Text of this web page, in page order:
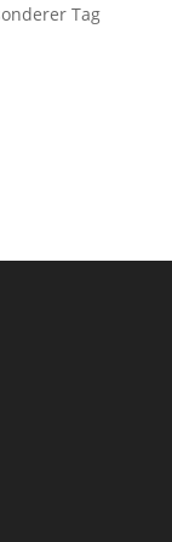
Tag